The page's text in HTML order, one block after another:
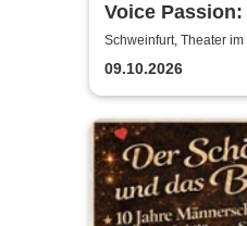
Voice
Outlander,
Kingdom
Schweinfurt, Theater
09.10.2026